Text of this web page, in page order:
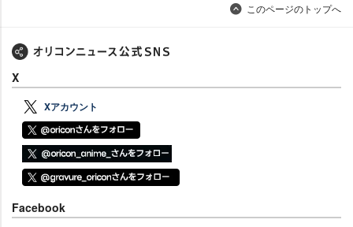
このページのトップへ
X
Xアカウント
Facebook